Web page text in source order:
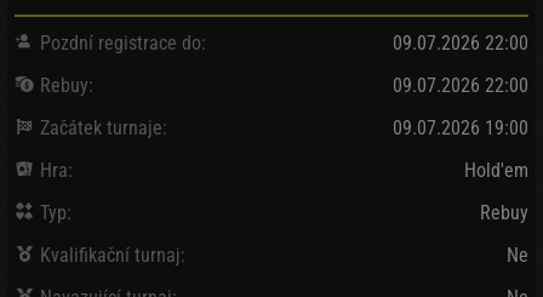
Pozdní registrace do:
09.07.2026 22:00
Rebuy:
09.07.2026 22:00
Začátek turnaje:
09.07.2026 19:00
Hra:
Hold'em
Typ:
Rebuy
Kvalifikační turnaj:
Ne